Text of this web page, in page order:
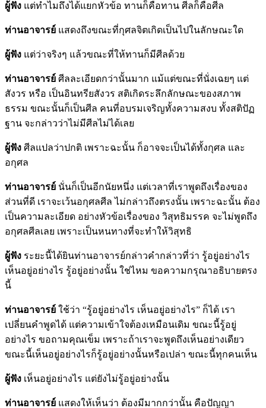
ผู้ฟัง แต่ทำไมถึงได้แยกหัวข้อ ทานก็คือทาน ศีลก็คือศีล
ท่านอาจารย์ แสดงถึงขณะที่กุศลจิตเกิดเป็นไปในลักษณะใด
ผู้ฟัง แต่ว่าจริงๆ แล้วขณะที่ให้ทานก็มีศีลด้วย
ท่านอาจารย์ ศีลละเอียดกว่านั้นมาก แม้แต่ขณะที่นั่งเฉยๆ แต่
สังวร หรือ เป็นอินทรียสังวร สติเกิดระลึกลักษณะของสภาพ
ธรรม ขณะนั้นก็เป็นศีล คนที่อบรมเจริญทั้งความสงบ ทั้งสติปัฏ
ฐาน จะกล่าวว่าไม่มีศีลไม่ได้เลย
ผู้ฟัง ศีลแปลว่าปกติ เพราะฉะนั้น ก็อาจจะเป็นได้ทั้งกุศล และ
อกุศล
ท่านอาจารย์ นั่นก็เป็นอีกนัยหนึ่ง แต่เวลาที่เราพูดถึงเรื่องของ
ส่วนที่ดี เราจะเว้นอกุศลศีล ไม่กล่าวถึงตรงนั้น เพราะฉะนั้น ต้อง
เป็นความละเอียด อย่างหัวข้อเรื่องของ วิสุทธิมรรค จะไม่พูดถึง
อกุศลศีลเลย เพราะเป็นหนทางที่จะทำให้วิสุทธิ
ผู้ฟัง ระยะนี้ได้ยินท่านอาจารย์กล่าวคำกล่าวที่ว่า รู้อยู่อย่างไร
เห็นอยู่อย่างไร รู้อยู่อย่างนั้น ใช่ไหม ขอความกรุณาอธิบายตรง
นี้
ท่านอาจารย์ ใช้ว่า “รู้อยู่อย่างไร เห็นอยู่อย่างไร” ก็ได้ เรา
เปลี่ยนคำพูดได้ แต่ความเข้าใจต้องเหมือนเดิม ขณะนี้รู้อยู่
อย่างไร ขอถามคุณเข็ม เพราะถ้าเราจะพูดถึงเห็นอย่างเดียว
ขณะนี้เห็นอยู่อย่างไรก็รู้อยู่อย่างนั้นหรือเปล่า ขณะนี้ทุกคนเห็น
ผู้ฟัง เห็นอยู่อย่างไร แต่ยังไม่รู้อยู่อย่างนั้น
ท่านอาจารย์ แสดงให้เห็นว่า ต้องมีมากกว่านั้น คือปัญญา